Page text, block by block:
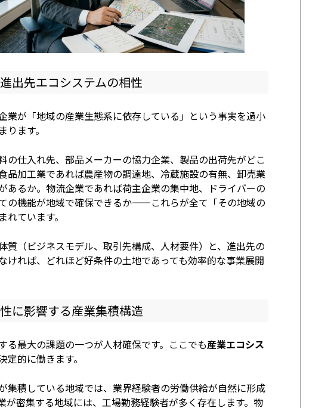
出先エコシステムの相性
業が「地域の産業生態系に依存している」という事実を過小
ます。
の仕入れ先、部品メーカーの協力企業、製品の出荷先がどこ
品加工業であれば農産物の調達地、冷蔵施設の有無、卸売業
あるか。物流企業であれば荷主企業の集中地、ドライバーの
の機能が地域で確保できるか——これらが全て「その地域の
ています。
質（ビジネスモデル、取引先構成、人材要件）と、進出先の
ければ、どれほど好条件の土地であっても効率的な事業展開
に影響する産業集積構造
る最大の課題の一つが人材確保です。ここでも産業エコシス
定的に働きます。
集積している地域では、業界経験者の労働供給が自然に形成
が密集する地域には、工場勤務経験者が多く存在します。物